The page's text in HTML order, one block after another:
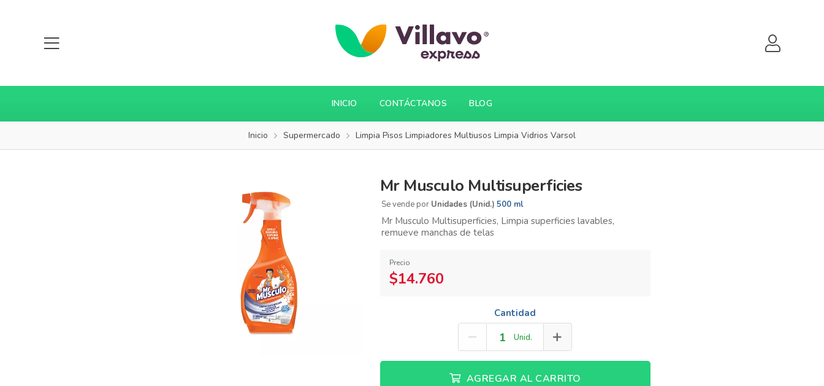
INICIO CONTÁCTANOS BLOG
Inicio Supermercado Limpia Pisos Limpiadores Multiusos Limpia Vidrios Varsol
Mr Musculo Multisuperficies
Se vende por Unidades (Unid.) 500 ml
Mr Musculo Multisuperficies, Limpia superficies lavables,
remueve manchas de telas
Precio
$14.760
Cantidad
Unid.
AGREGAR AL CARRITO